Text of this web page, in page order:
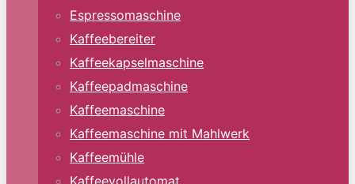
Espressomaschine
Kaffeebereiter
Kaffeekapselmaschine
Kaffeepadmaschine
Kaffeemaschine
Kaffeemaschine mit Mahlwerk
Kaffeemühle
Kaffeevollautomat